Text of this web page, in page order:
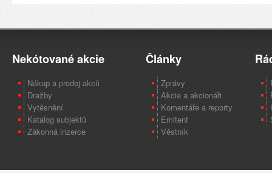
Nekótované akcie
Nákup a prodej akcíi
Dražby
Vytěsnění
Katalog subjektů
Zákonná inzerce
Články
Zprávy
Akcie a akcionáři
Komentáře a reporty
Emitent
Věstník